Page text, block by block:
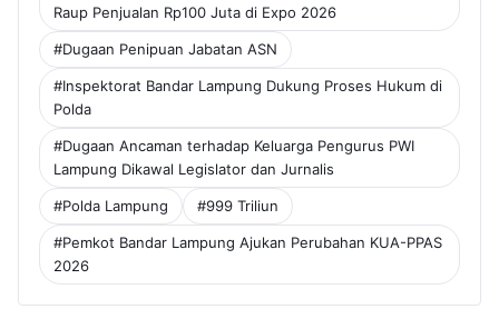
Raup Penjualan Rp100 Juta di Expo 2026
#Dugaan Penipuan Jabatan ASN
#Inspektorat Bandar Lampung Dukung Proses Hukum di
Polda
#Dugaan Ancaman terhadap Keluarga Pengurus PWI
Lampung Dikawal Legislator dan Jurnalis
#Polda Lampung #999 Triliun
#Pemkot Bandar Lampung Ajukan Perubahan KUA-PPAS
2026